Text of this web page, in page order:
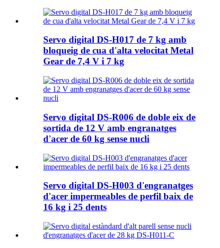
Servo digital DS-H017 de 7 kg amb
bloqueig de cua d'alta velocitat Metal
Gear de 7,4 V i 7 kg
Servo digital DS-R006 de doble eix de
sortida de 12 V amb engranatges
d'acer de 60 kg sense nucli
Servo digital DS-H003 d'engranatges
d'acer impermeables de perfil baix de
16 kg i 25 dents